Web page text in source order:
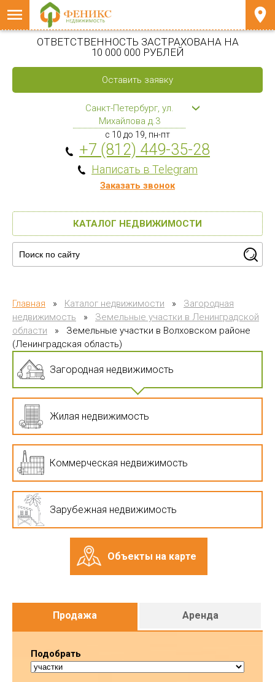
ОТВЕТСТВЕННОСТЬ ЗАСТРАХОВАНА НА
10 000 000 РУБЛЕЙ
Оставить заявку
Санкт-Петербург, ул.
Михайлова д.3
с 10 до 19, пн-пт
+7 (812) 449-35-28
Написать в Telegram
Заказать звонок
КАТАЛОГ НЕДВИЖИМОСТИ
Главная » Каталог недвижимости »
Загородная
недвижимость
»
Земельные участки в Ленинградской
области
»
Земельные участки в Волховском районе
(Ленинградская область)
Загородная недвижимость
Жилая недвижимость
Коммерческая недвижимость
Зарубежная недвижимость
Объекты на карте
Продажа Аренда
Подобрать